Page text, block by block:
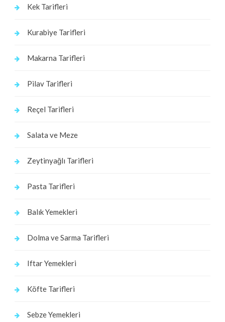
Kek Tarifleri
Kurabiye Tarifleri
Makarna Tarifleri
Pilav Tarifleri
Reçel Tarifleri
Salata ve Meze
Zeytinyağlı Tarifleri
Pasta Tarifleri
Balık Yemekleri
Dolma ve Sarma Tarifleri
Iftar Yemekleri
Köfte Tarifleri
Sebze Yemekleri